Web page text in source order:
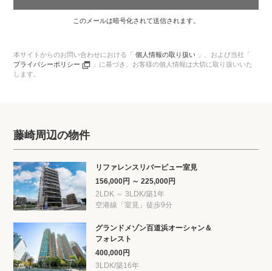
このメールは暗号化されて送信されます。
本サイトからのお問い合わせにおける「個人情報の取り扱い 」、 および当社「
プライバシーポリシー
」に基づき、 お客様の個人情報は大切に取り扱いいた
します。
藤崎周辺の物件
リファレンスリバービュー室見
156,000円 ～ 225,000円
2LDK ～ 3LDK/築1年
空港線「室見」徒歩9分
グランドメゾン百道浜オーシャン＆
フォレスト
400,000円
3LDK/築16年